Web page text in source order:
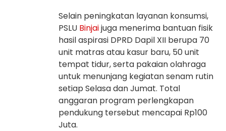
Selain peningkatan layanan konsumsi,
PSLU Binjaijuga menerima bantuan fisik
hasil aspirasi DPRD Dapil XII berupa 70
unit matras atau kasur baru, 50 unit
tempat tidur, serta pakaian olahraga
untuk menunjang kegiatan senam rutin
setiap Selasa dan Jumat. Total
anggaran program perlengkapan
pendukung tersebut mencapai Rp100
Juta.